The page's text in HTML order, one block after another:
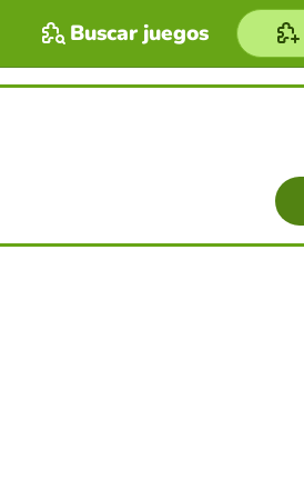
Buscar juegos